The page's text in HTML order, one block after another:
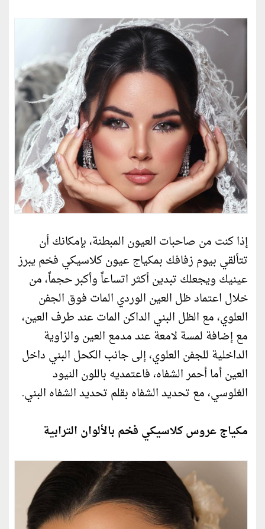
إذا كنت من صاحبات العيون المبطنة، بإمكانك أن
تتألقي بيوم زفافك بمكياج عيون كلاسيكي فخم يبرز
عينيك ويجعلك تبدين أكثر اتساعاً وأكبر حجماً، من
خلال اعتماد ظل العين الوردي المات فوق الجفن
العلوي، مع الظل البني الداكن المات عند طرف العين،
مع إضافة لمسة لامعة عند مدمع العين والزاوية
الداخلية للجفن العلوي، إلى جانب الكحل البني داخل
العين أما أحمر الشفاه، فاعتمديه باللون النيود
الغلوسي، مع تحديد الشفاه بقلم تحديد الشفاه البني.
مكياج عروس كلاسيكي فخم بالألوان الترابية